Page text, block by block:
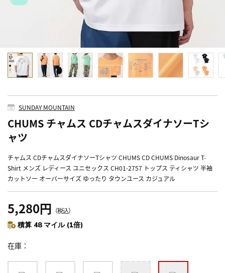
SUNDAY MOUNTAIN
CHUMS チャムス CDチャムスダイナソーTシ
ャツ
チャムス CDチャムスダイナソーTシャツ CHUMS CD CHUMS Dinosaur T-
Shirt メンズ レディース ユニセックス CH01-2757 トップス ティシャツ 半袖
カットソー オーバーサイズ ゆったり タウンユース カジュアル
5,280円 （税込）
積算 48 マイル (1倍)
在庫